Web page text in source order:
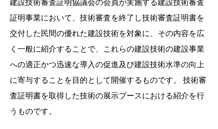
建設技術審査証明協議会の会員が実施する建設技術審査
証明事業において、技術審査を終了し技術審査証明書を
交付した民間の優れた建設技術を対象に、その内容を広
く一般に紹介することで、これらの建設技術の建設事業
への適正かつ迅速な導入の促進及び建設技術水準の向上
に寄与することを目的として開催するものです。 技術審
査証明書を取得した技術の展示ブースにおける紹介を行
うものです。